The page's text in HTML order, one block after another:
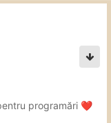
programări ❤️